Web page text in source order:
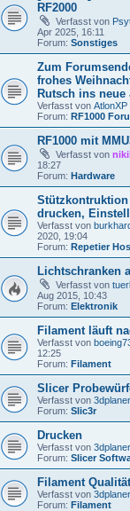
RF2000
Verfasst von
Apr 2025, 16:11
Forum: Sonstiges
Zum
frohes
Rutsch ins neue
Verfasst von AtlonXP
Forum: RF1000
RF1000 mit
Verfasst von
18:27
Forum: Hardware
drucken,
Verfasst von
2020, 19:04
Forum: Repetier
Lichtschranken
Verfasst von
Aug 2015, 10:43
Forum: Elektronik
Filament läuft
Verfasst von
12:25
Forum: Filament
Slicer
Verfasst von 3dplaner
Forum: Slic3r
Drucken
Verfasst von 3dplaner
Forum: Slicer
Filament Qualität
Verfasst von 3dplaner
Forum: Filament